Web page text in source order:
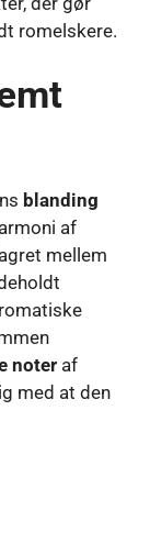
romelskere.
blanding
af
mellem
noter af
med at den